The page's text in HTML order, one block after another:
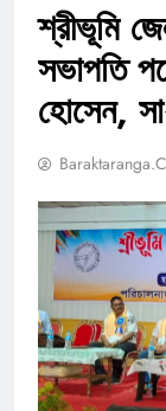
শ্রীভূমি
সভাপতি
হোসেন,